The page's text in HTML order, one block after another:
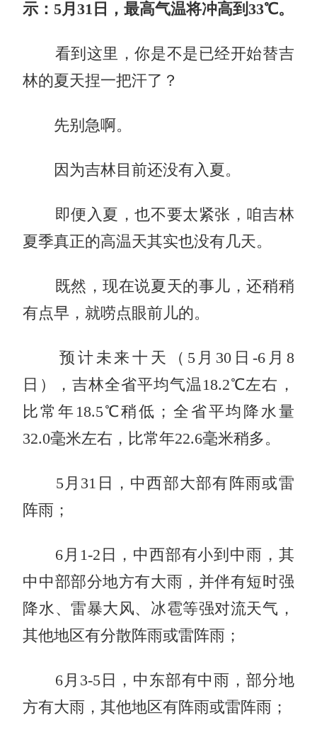
示：5月31日，最高气温将冲高到33℃。
看到这里，你是不是已经开始替吉
林的夏天捏一把汗了？
先别急啊。
因为吉林目前还没有入夏。
即便入夏，也不要太紧张，咱吉林
夏季真正的高温天其实也没有几天。
既然，现在说夏天的事儿，还稍稍
有点早，就唠点眼前儿的。
预计未来十天（5月30日-6月8
日），吉林全省平均气温18.2℃左右，
比常年18.5℃稍低；全省平均降水量
32.0毫米左右，比常年22.6毫米稍多。
5月31日，中西部大部有阵雨或雷
阵雨；
6月1-2日，中西部有小到中雨，其
中中部部分地方有大雨，并伴有短时强
降水、雷暴大风、冰雹等强对流天气，
其他地区有分散阵雨或雷阵雨；
6月3-5日，中东部有中雨，部分地
方有大雨，其他地区有阵雨或雷阵雨；